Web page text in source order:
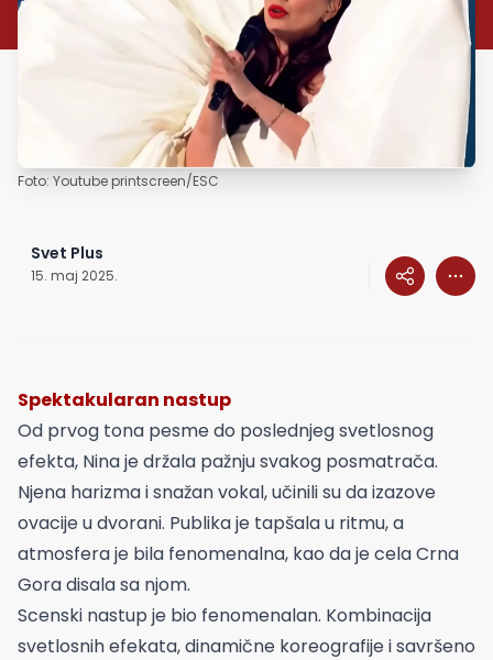
Foto: Youtube printscreen/ESC
Svet Plus
15. maj 2025.
Spektakularan nastup
Od prvog tona pesme do poslednjeg svetlosnog
efekta, Nina je držala pažnju svakog posmatrača.
Njena harizma i snažan vokal, učinili su da izazove
ovacije u dvorani. Publika je tapšala u ritmu, a
atmosfera je bila fenomenalna, kao da je cela Crna
Gora disala sa njom.
Scenski nastup je bio fenomenalan. Kombinacija
svetlosnih efekata, dinamične koreografije i savršeno